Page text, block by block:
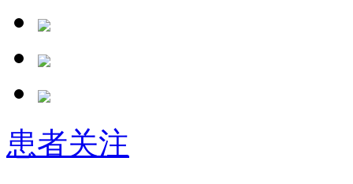
患者关注